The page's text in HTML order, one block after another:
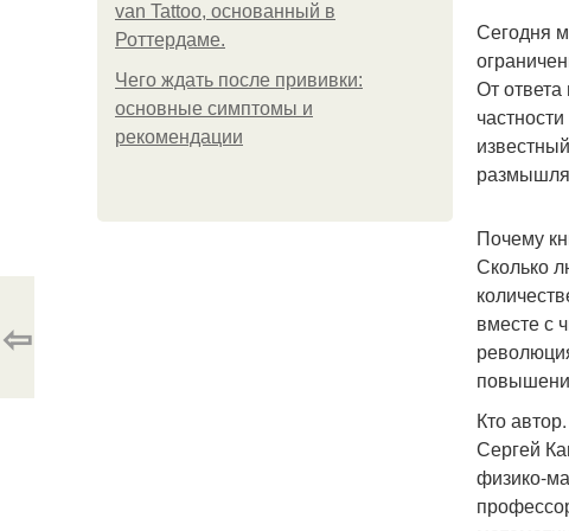
van Tattoo, основанный в
Роттердаме.
Чего ждать после прививки:
основные симптомы и
рекомендации
Сегодня
От
Почему
Сколько
вместе с
Кто автор.
Сергей
физико-
⇦